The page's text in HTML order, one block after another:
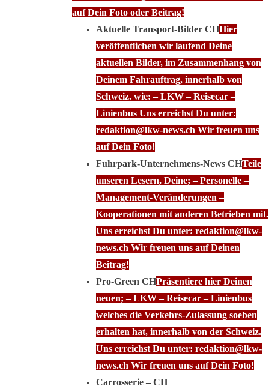
auf Dein Foto oder Beitrag!
Aktuelle Transport-Bilder CHHier
veröffentlichen wir laufend Deine
aktuellen Bilder, im Zusammenhang von
Deinem Fahrauftrag, innerhalb von
Schweiz. wie: – LKW – Reisecar –
Linienbus Uns erreichst Du unter:
redaktion@lkw-news.ch Wir freuen uns
auf Dein Foto!
Fuhrpark-Unternehmens-News CHTeile
unseren Lesern, Deine; – Personelle –
Management-Veränderungen –
Kooperationen mit anderen Betrieben mit.
Uns erreichst Du unter: redaktion@lkw-
news.ch Wir freuen uns auf Deinen
Beitrag!
Pro-Green CHPräsentiere hier Deinen
neuen; – LKW – Reisecar – Linienbus
welches die Verkehrs-Zulassung soeben
erhalten hat, innerhalb von der Schweiz.
Uns erreichst Du unter: redaktion@lkw-
news.ch Wir freuen uns auf Dein Foto!
Carrosserie – CH